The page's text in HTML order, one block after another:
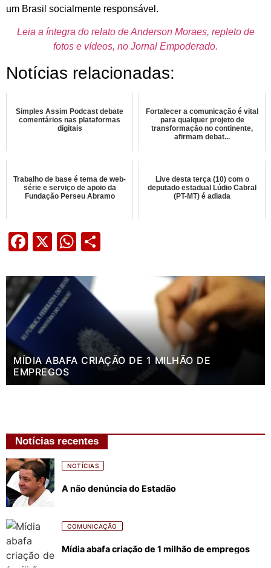
um Brasil socialmente responsável.
Leia a íntegra do relato de Anderson Moraes, repleto de
fotos e vídeos, no Jornal Empoderado.
Notícias relacionadas:
Simples Assim Podcast debate
comentários nas plataformas
digitais
Fortalecer a comunicação é vital
para qualquer projeto de
transformação no continente,
afirmam debat...
Trabalho de base é tema de web-
série e serviço de apoio da
Fundação Perseu Abramo
Live desta terça (10) com o
deputado estadual Lúdio Cabral
(PT-MT) é adiada
Facebook
X WhatsApp
MÍDIA ABAFA CRIAÇÃO DE 1 MILHÃO DE
EMPREGOS
Notícias recentes
NOTÍCIAS
A não denúncia do Estadão
COMUNICAÇÃO
Mídia abafa criação de 1 milhão de empregos